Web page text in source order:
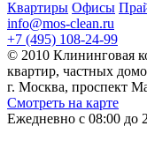
Квартиры Офисы
info@mos-clean.ru
+7 (495) 108-24-99
© 2010 Клининговая
квартир, частных
г. Москва, проспект
Смотреть на карте
Ежедневно с 08:00 до